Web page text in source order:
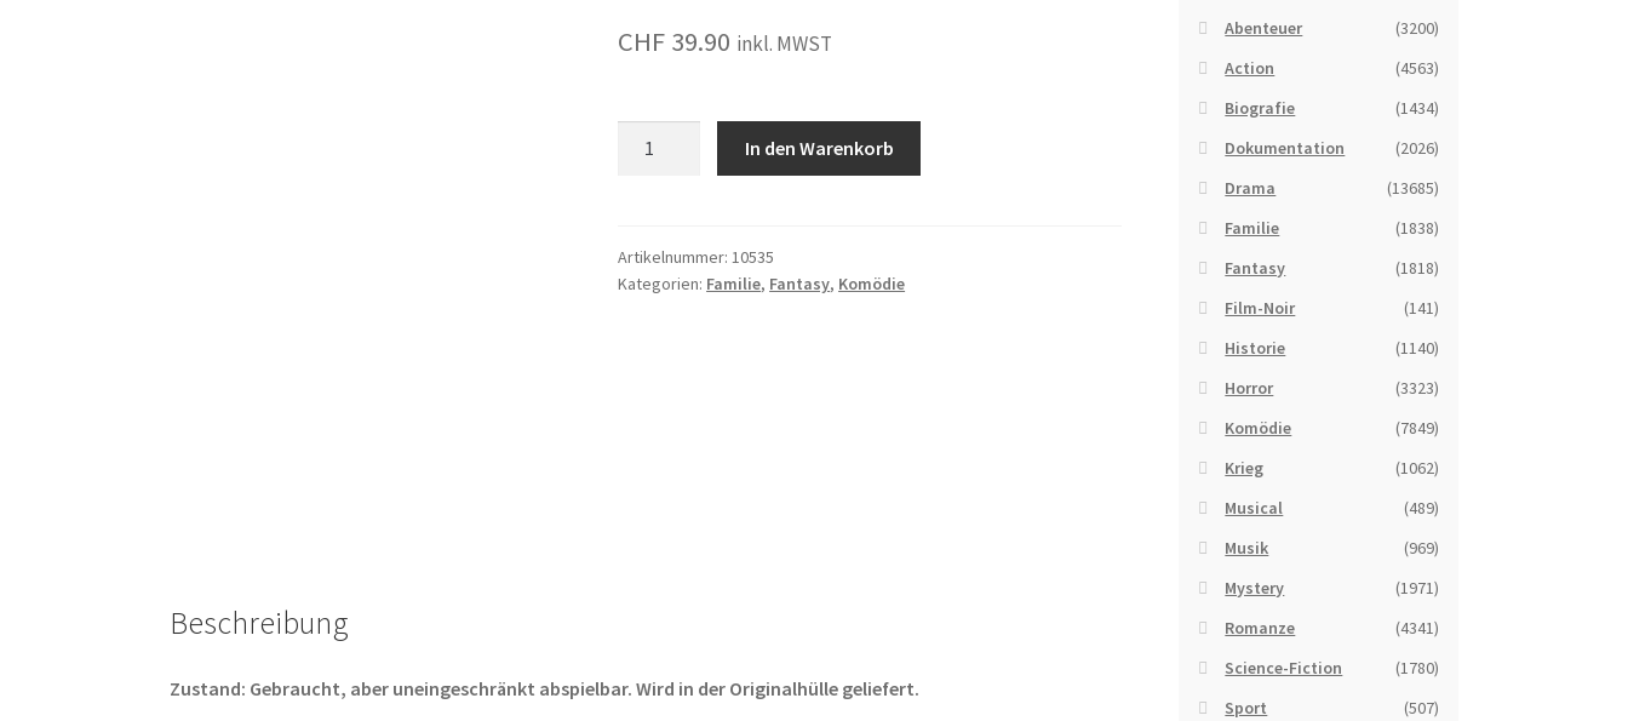
CHF 39.90 inkl. MWST
In den Warenkorb
Artikelnummer:10535
Kategorien: Familie, Fantasy, Komödie
Beschreibung
Zustand: Gebraucht, aber uneingeschränkt abspielbar. Wird in der Originalhülle geliefert.
Abenteuer
(3200)
Action
(4563)
Biografie
(1434)
Dokumentation
(2026)
Drama
(13685)
Familie
(1838)
Fantasy
(1818)
Film-Noir
(141)
Historie
(1140)
Horror
(3323)
Komödie
(7849)
Krieg
(1062)
Musical
(489)
Musik
(969)
Mystery
(1971)
Romanze
(4341)
Science-Fiction
(1780)
Sport
(507)